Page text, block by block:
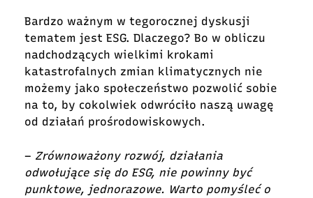
Bardzo ważnym w tegorocznej dyskusji
tematem jest ESG. Dlaczego? Bo w obliczu
nadchodzących wielkimi krokami
katastrofalnych zmian klimatycznych nie
możemy jako społeczeństwo pozwolić sobie
na to, by cokolwiek odwróciło naszą uwagę
od działań prośrodowiskowych.
– Zrównoważony rozwój, działania
odwołujące się do ESG, nie powinny być
punktowe, jednorazowe. Warto pomyśleć o